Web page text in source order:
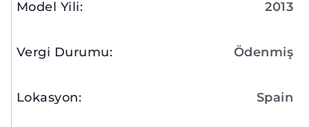
Model Yili: 2013
Vergi Durumu: Ödenmiş
Lokasyon: Spain